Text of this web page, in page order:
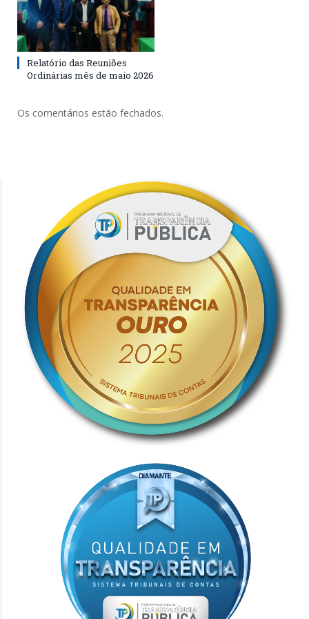
Relatório das Reuniões
Ordinárias mês de maio 2026
Os comentários estão fechados.